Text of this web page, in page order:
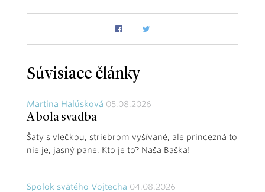
Súvisiace články
Martina Halúsková 05.08.2026
A bola svadba
Šaty s vlečkou, striebrom vyšívané, ale princezná to
nie je, jasný pane. Kto je to? Naša Baška!
Spolok svätého Vojtecha 04.08.2026